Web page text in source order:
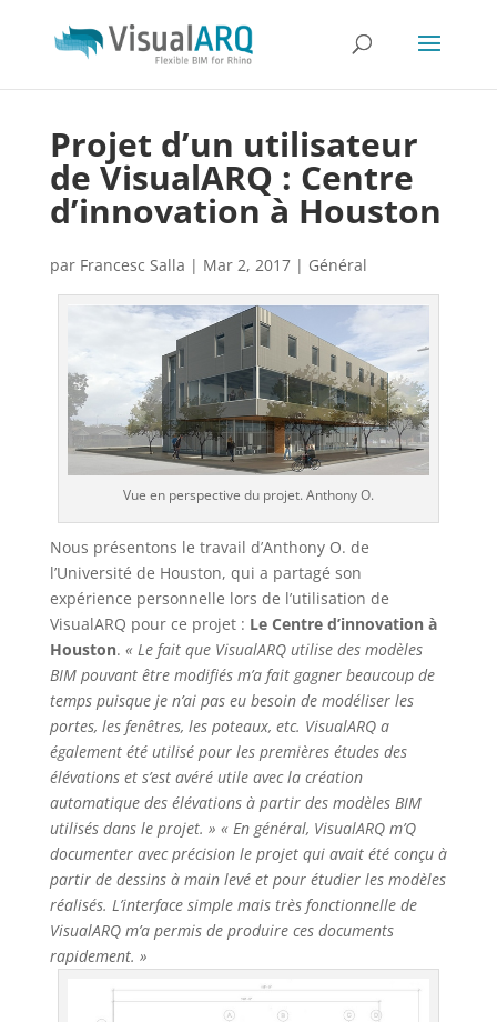
Projet d’un utilisateur
de VisualARQ : Centre
d’innovation à Houston
par Francesc Salla | Mar 2, 2017| Général
Vue en perspective du projet. Anthony O.
Nous présentons le travail d’Anthony O. de
l’Université de Houston, qui a partagé son
expérience personnelle lors de l’utilisation de
VisualARQ pour ce projet : Le Centre d’innovation à
Houston. « Le fait que VisualARQ utilise des modèles
BIM pouvant être modifiés m’a fait gagner beaucoup de
temps puisque je n’ai pas eu besoin de modéliser les
portes, les fenêtres, les poteaux, etc. VisualARQ a
également été utilisé pour les premières études des
élévations et s’est avéré utile avec la création
automatique des élévations à partir des modèles BIM
utilisés dans le projet. » « En général, VisualARQ m’Q
documenter avec précision le projet qui avait été conçu à
partir de dessins à main levé et pour étudier les modèles
réalisés. L’interface simple mais très fonctionnelle de
VisualARQ m’a permis de produire ces documents
rapidement. »